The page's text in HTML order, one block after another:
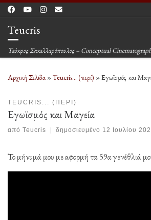
Μετάβαση στο περιεχόμενο
Teucris
Τεύκρος Σακελλαρόπουλος – Conceptual
Αρχική Σελίδα»Teucris... (περί) »Εγωϊσμός και
TEUCRIS... (ΠΕΡΊ)
Εγωϊσμός και Μαγεία
από Teucris δημοσιευμένο 12 Ιουλίου
Το μήνυμά μου με αφορμή τα 59α γενέθλιά